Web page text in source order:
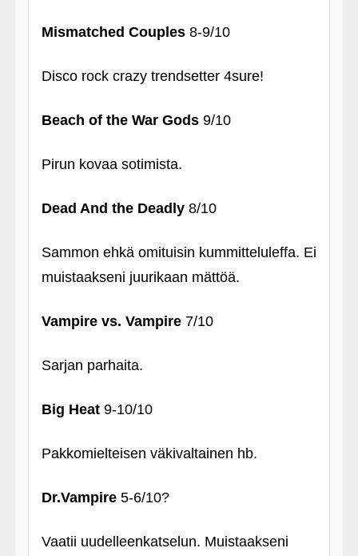
Mismatched Couples8-9/10
Disco rock crazy trendsetter 4sure!
Beach of the War Gods9/10
Pirun kovaa sotimista.
Dead And the Deadly8/10
Sammon ehkä omituisin kummitteluleffa. Ei
muistaakseni juurikaan mättöä.
Vampire vs. Vampire7/10
Sarjan parhaita.
Big Heat9-10/10
Pakkomielteisen väkivaltainen hb.
Dr.Vampire5-6/10?
Vaatii uudelleenkatselun. Muistaakseni